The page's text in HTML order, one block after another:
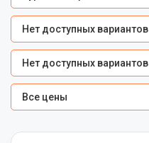
Нет доступных вариантов
Нет доступных вариантов
Все цены